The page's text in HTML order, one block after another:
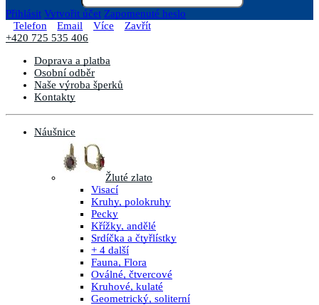
Přihlásit Vytvořit účet Zapomenuté heslo
Telefon
Email Více
Zavřít
+420 725 535 406
Doprava a platba
Osobní odběr
Naše výroba šperků
Kontakty
Náušnice
Žluté zlato
Visací
Kruhy, polokruhy
Pecky
Křížky, andělé
Srdíčka a čtyřlístky
+ 4 další
Fauna, Flora
Oválné, čtvercové
Kruhové, kulaté
Geometrický, soliterní